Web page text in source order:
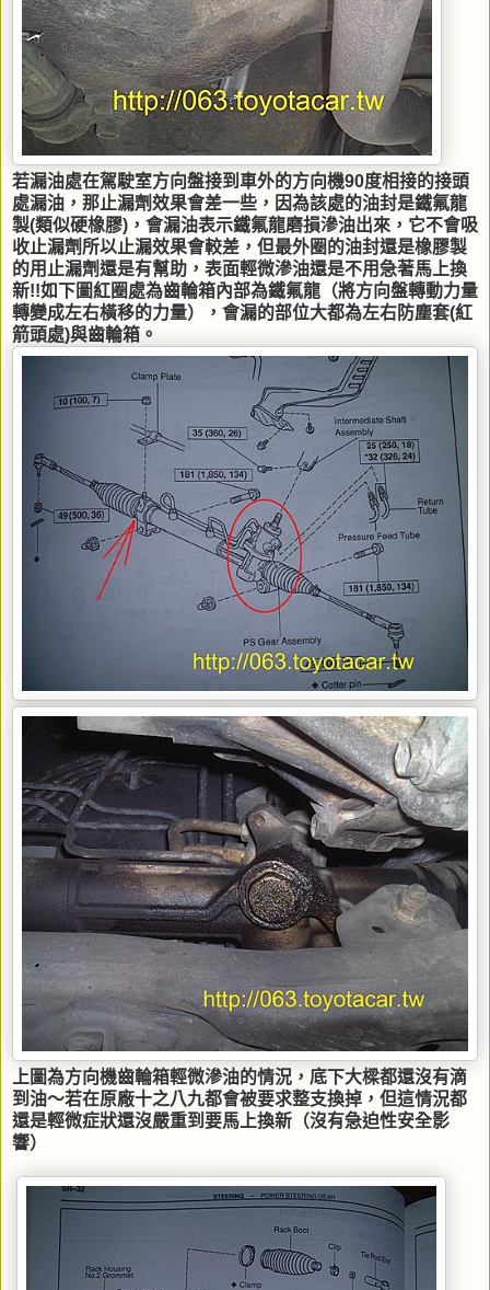
若漏油處在駕駛室方向盤接到車外的方向機90度相接的接頭
處漏油，那止漏劑效果會差一些，因為該處的油封是鐵氟龍
製(類似硬橡膠)，會漏油表示鐵氟龍磨損滲油出來，它不會吸
收止漏劑所以止漏效果會較差，但最外圈的油封還是橡膠製
的用止漏劑還是有幫助，表面輕微滲油還是不用急著馬上換
新!!如下圖紅圈處為齒輪箱內部為鐵氟龍（將方向盤轉動力量
轉變成左右橫移的力量），會漏的部位大都為左右防塵套(紅
箭頭處)與齒輪箱。
上圖為方向機齒輪箱輕微滲油的情況，底下大樑都還沒有滴
到油～若在原廠十之八九都會被要求整支換掉，但這情況都
還是輕微症狀還沒嚴重到要馬上換新（沒有急迫性安全影
響）